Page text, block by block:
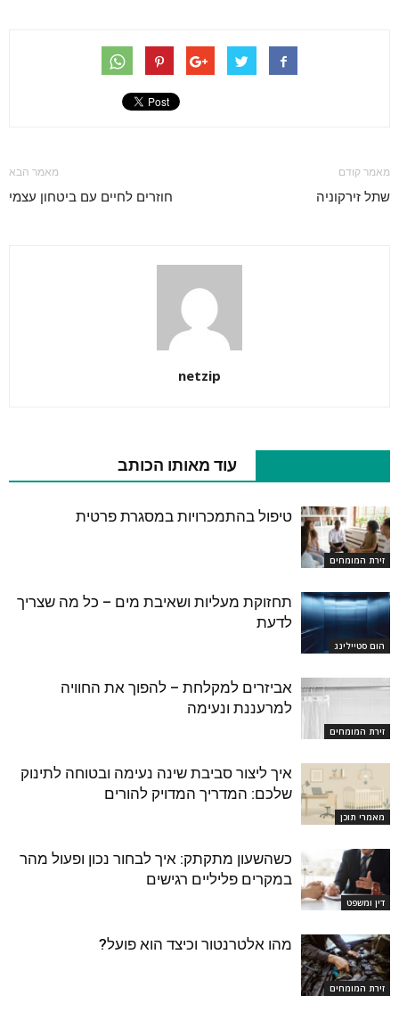
מאמר קודם
שתל זירקוניה
מאמר הבא
חוזרים לחיים עם ביטחון עצמי
netzip
עוד מאותו הכותב
זירת המומחים
טיפול בהתמכרויות במסגרת פרטית
הום סטיילינג
תחזוקת מעליות ושאיבת מים – כל מה שצריך
לדעת
זירת המומחים
אביזרים למקלחת – להפוך את החוויה
למרעננת ונעימה
מאמרי תוכן
איך ליצור סביבת שינה נעימה ובטוחה לתינוק
שלכם: המדריך המדויק להורים
דין ומשפט
כשהשעון מתקתק: איך לבחור נכון ופעול מהר
במקרים פליליים רגישים
זירת המומחים
מהו אלטרנטור וכיצד הוא פועל?